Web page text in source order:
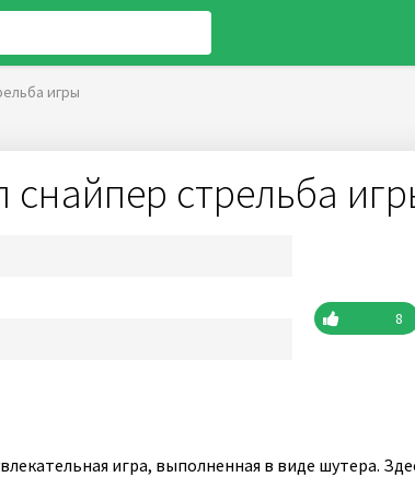
игры
стрельба
8
игра, выполненная в виде шутера.